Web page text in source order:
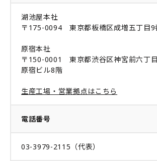
湖池屋本社
〒175-0094 東京都板橋区成増五丁目9
原宿本社
〒150-0001 東京都渋谷区神宮前六丁
原宿ビル8階
生産工場・営業拠点はこちら
電話番号
03-3979-2115（代表）